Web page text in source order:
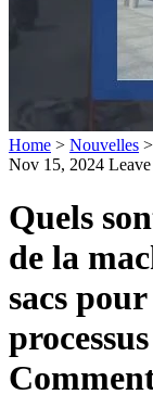
Home > Nouvelles >
Nov 15, 2024 Leave
Quels
de la
sacs